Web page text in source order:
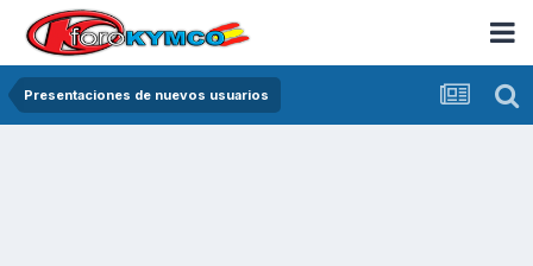
Presentaciones de nuevos usuarios